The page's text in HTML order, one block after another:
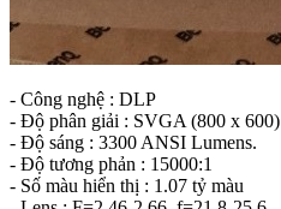
- Công nghệ : DLP
- Độ phân giải : SVGA (800 x 600)
- Độ sáng : 3300 ANSI Lumens.
- Độ tương phản : 15000:1
- Số màu hiển thị : 1.07 tỷ màu